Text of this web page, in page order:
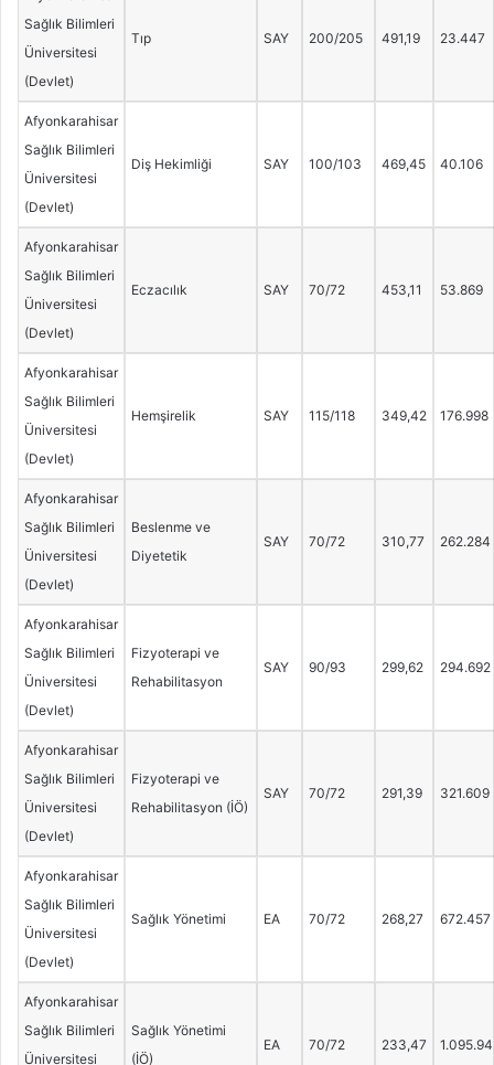
Sağlık Bilimleri
Üniversitesi
(Devlet)
Tıp SAY 200/205 491,19 23.447
Afyonkarahisar
Sağlık Bilimleri
Üniversitesi
(Devlet)
Diş Hekimliği SAY 100/103 469,45 40.106
Afyonkarahisar
Sağlık Bilimleri
Üniversitesi
(Devlet)
Eczacılık SAY 70/72 453,11 53.869
Afyonkarahisar
Sağlık Bilimleri
Üniversitesi
(Devlet)
Hemşirelik SAY 115/118 349,42 176.998
Afyonkarahisar
Sağlık Bilimleri
Üniversitesi
(Devlet)
Beslenme ve
Diyetetik
SAY 70/72 310,77 262.284
Afyonkarahisar
Sağlık Bilimleri
Üniversitesi
(Devlet)
Fizyoterapi ve
Rehabilitasyon
SAY 90/93 299,62 294.692
Afyonkarahisar
Sağlık Bilimleri
Üniversitesi
(Devlet)
Fizyoterapi ve
Rehabilitasyon (İÖ)
SAY 70/72 291,39 321.609
Afyonkarahisar
Sağlık Bilimleri
Üniversitesi
(Devlet)
Sağlık Yönetimi EA 70/72 268,27 672.457
Afyonkarahisar
Sağlık Bilimleri
Üniversitesi
Sağlık Yönetimi
(İÖ)
EA 70/72 233,47